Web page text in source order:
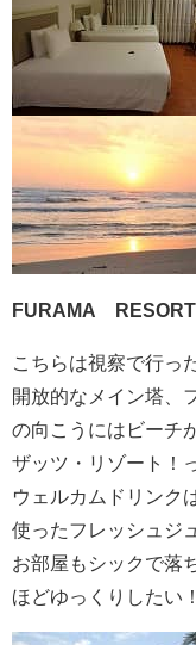
FURAMA RESORT
こちらは視察で行っ
開放的なメイン塔、
の向こうにはビーチ
ザッツ・リゾート！
ウェルカムドリンク
使ったフレッシュジ
お部屋もシックで落
ほどゆっくりしたい！